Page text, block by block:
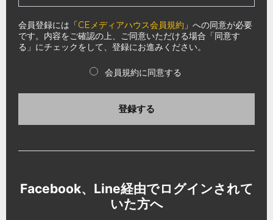
会員登録には「CEメディアハウス会員規約 」への同意が必要
です。内容をご確認の上、ご同意いただける場合「同意す
る」にチェックをして、登録にお進みください。
会員規約に同意する
登録する
Facebook、Line経由でログインされて
いた方へ